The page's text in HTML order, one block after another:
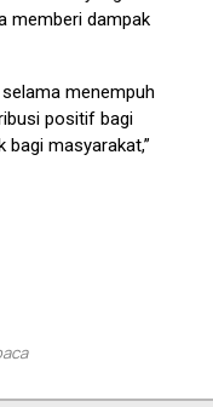
memberi dampak
menempuh
positif bagi
masyarakat,”